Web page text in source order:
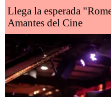
Llega la esperada
Amantes del Cine